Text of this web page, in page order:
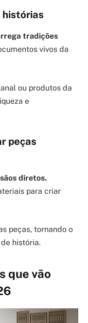
histórias
tradições
vivos da
ou produtos da
e
peças
diretos.
para criar
peças, tornando o
história.
que vão